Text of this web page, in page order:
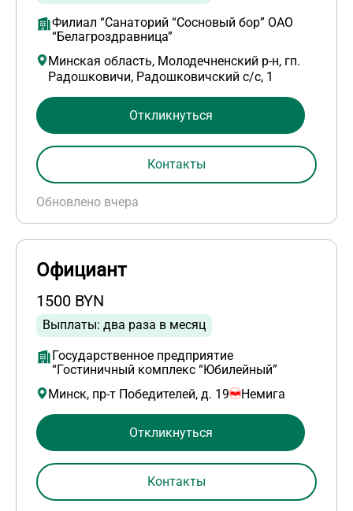
Филиал “Санаторий “Сосновый бор” ОАО
“Белагроздравница”
Минская область, Молодечненский р-н, гп.
Радошковичи, Радошковичский с/с, 1
Обновлено вчера
Откликнуться
Контакты
Официант
1500 BYN
Выплаты: два раза в месяц
Государственное предприятие
“Гостиничный комплекс “Юбилейный”
Минск, пр-т Победителей, д. 19
Немига
Откликнуться
Контакты